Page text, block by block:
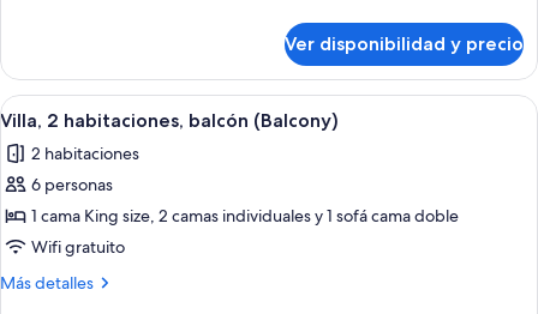
balcón
(Balcony)
1
habitación,
para
fumadores,
balcón
Ver disponibilidad y precio
Ver
todas
las
fotos
de
Villa,
2
Una habitación de hotel moderna
10
Villa, 2 habitaciones, balcón (Balcony)
2 habitaciones
6 personas
1 cama King size, 2 camas individuales y 1 sofá cama doble
Wifi gratuito
Más detalles
Más